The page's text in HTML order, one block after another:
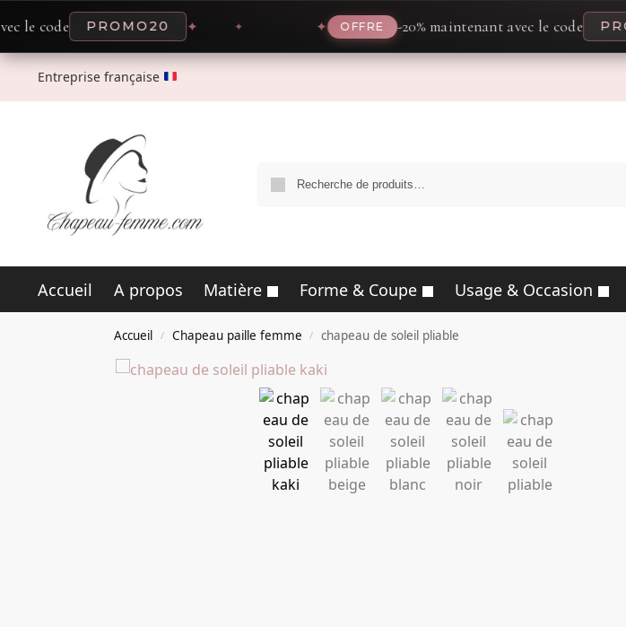
PROMO20 ✦ OFFRE -20% maintenant avec le code PROMO20
Entreprise française
Accueil A propos Matière Forme & Coupe Usage & Occasion
Accueil / Chapeau paille femme / chapeau de soleil pliable